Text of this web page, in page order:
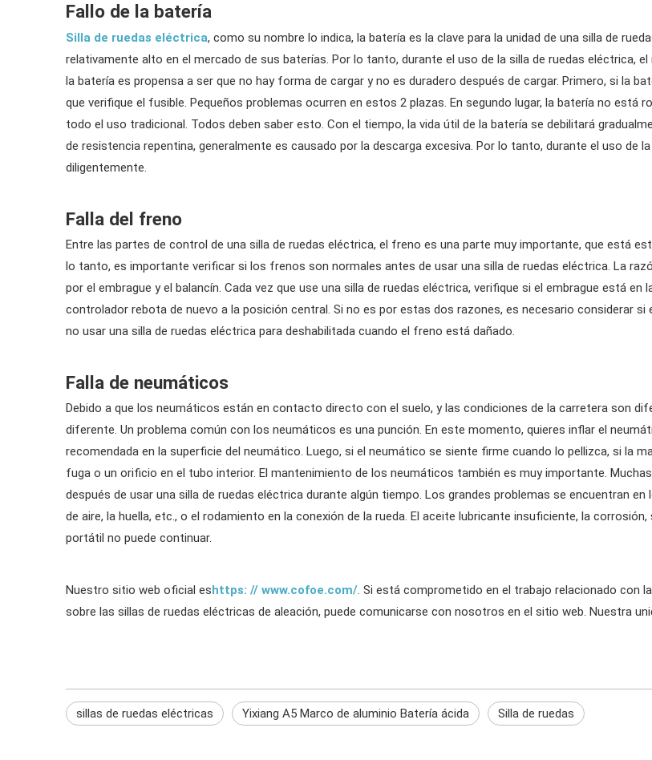
Fallo de la batería
Silla de ruedas eléctrica, como su nombre lo indica, la batería es la clave para la unidad de una silla de
relativamente alto en el mercado de sus baterías. Por lo tanto, durante el uso de la silla de ruedas eléctrica,
la batería es propensa a ser que no hay forma de cargar y no es duradero después de cargar. Primero, si la
que verifique el fusible. Pequeños problemas ocurren en estos 2 plazas. En segundo lugar, la batería no está
todo el uso tradicional. Todos deben saber esto. Con el tiempo, la vida útil de la batería se debilitará
de resistencia repentina, generalmente es causado por la descarga excesiva. Por lo tanto, durante el uso de
diligentemente.
Falla del freno
Entre las partes de control de una silla de ruedas eléctrica, el freno es una parte muy importante, que está
lo tanto, es importante verificar si los frenos son normales antes de usar una silla de ruedas eléctrica. La
por el embrague y el balancín. Cada vez que use una silla de ruedas eléctrica, verifique si el embrague está en
controlador rebota de nuevo a la posición central. Si no es por estas dos razones, es necesario considerar
no usar una silla de ruedas eléctrica para deshabilitada cuando el freno está dañado.
Falla de neumáticos
Debido a que los neumáticos están en contacto directo con el suelo, y las condiciones de la carretera son
diferente. Un problema común con los neumáticos es una punción. En este momento, quieres inflar el
recomendada en la superficie del neumático. Luego, si el neumático se siente firme cuando lo pellizca, si la
fuga o un orificio en el tubo interior. El mantenimiento de los neumáticos también es muy importante.
después de usar una silla de ruedas eléctrica durante algún tiempo. Los grandes problemas se encuentran
de aire, la huella, etc., o el rodamiento en la conexión de la rueda. El aceite lubricante insuficiente, la
portátil no puede continuar.
Nuestro sitio web oficial eshttps: // www.cofoe.com/. Si está comprometido en el trabajo relacionado con
sobre las sillas de ruedas eléctricas de aleación, puede comunicarse con nosotros en el sitio web. Nuestra
sillas de ruedas eléctricas Yixiang A5 Marco de aluminio Batería ácida Silla de ruedas